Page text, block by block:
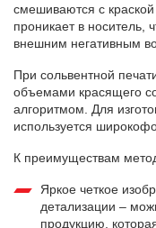
смешиваются с
проникает в носитель,
внешним негативным
При сольвентной
объемами красящего
алгоритмом. Для
используется
К преимуществам
Яркое четкое
детализации –
продукцию,